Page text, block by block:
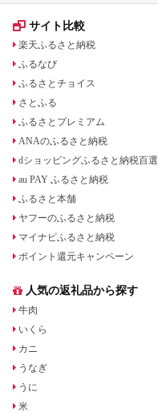
サイト比較
楽天ふるさと納税
ふるなび
ふるさとチョイス
さとふる
ふるさとプレミアム
ANAのふるさと納税
dショッピングふるさと納税百選
au PAY ふるさと納税
ふるさと本舗
ヤフーのふるさと納税
マイナビふるさと納税
ポイント還元キャンペーン
人気の返礼品から探す
牛肉
いくら
カニ
うなぎ
うに
米